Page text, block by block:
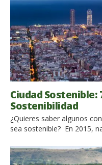
Ciudad Sostenible:
Sostenibilidad
¿Quieres saber algunos
sea sostenible? En 2015,
implementar la Agenda
Sostenible en España.